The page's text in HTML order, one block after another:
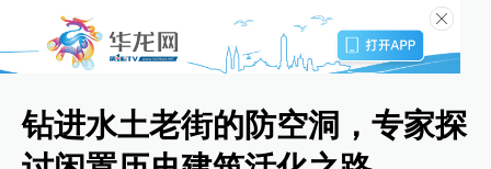
钻进水土老街的防空洞，专家探